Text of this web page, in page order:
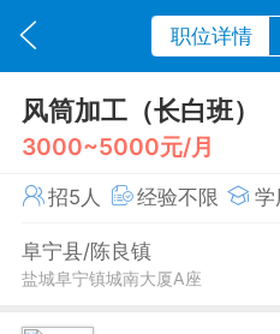
职位详情
风筒加工（长白班）
3000~5000元/月
招5人 经验不限 学
阜宁县/陈良镇
盐城阜宁镇城南大厦A座